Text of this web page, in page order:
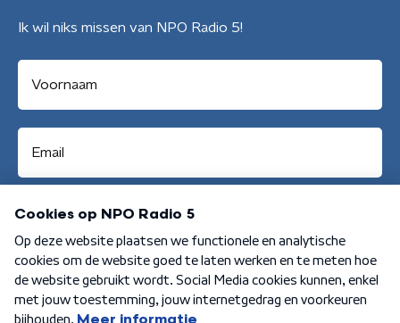
Ik wil niks missen van NPO Radio 5!
Aanmelden
Algemene voorwaarden